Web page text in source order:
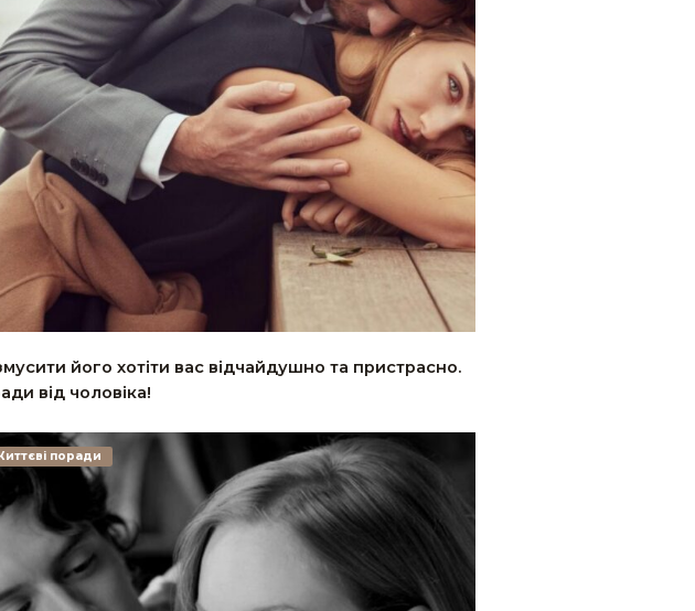
його хотіти вас відчайдушно та пристрасно.
від чоловіка!
поради